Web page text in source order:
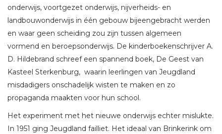
onderwijs, voortgezet onderwijs, nijverheids- en
landbouwonderwijs in één gebouw bijeengebracht werden
en waar geen scheiding zou zijn tussen algemeen
vormend en beroepsonderwijs. De kinderboekenschrijver A.
D. Hildebrand schreef een spannend boek, De Geest van
Kasteel Sterkenburg, waarin leerlingen van Jeugdland
misdadigers onschadelijk wisten te maken en zo
propaganda maakten voor hun school.
Het experiment met het nieuwe onderwijs echter mislukte.
In 1951 ging Jeugdland failliet. Het ideaal van Brinkerink om